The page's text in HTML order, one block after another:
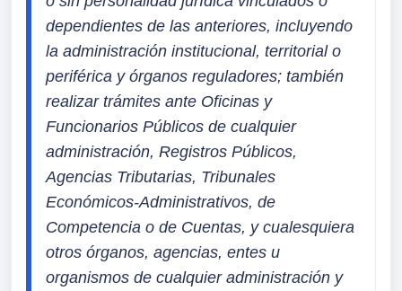
dependientes de las anteriores, incluyendo
la administración institucional, territorial o
periférica y órganos reguladores; también
realizar trámites ante Oficinas y
Funcionarios Públicos de cualquier
administración, Registros Públicos,
Agencias Tributarias, Tribunales
Económicos-Administrativos, de
Competencia o de Cuentas, y cualesquiera
otros órganos, agencias, entes u
organismos de cualquier administración y